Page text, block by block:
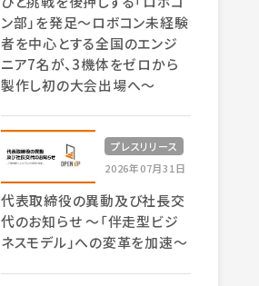
ン部」を発足～ロボコン未経験
者を中心とする全国のエンジ
ニア7名が、3機体をゼロから
製作し初の大会出場へ～
プレスリリース
2026年07月31日
代表取締役の異動及び社長交
代のお知らせ 〜「伴走型ビジ
ネスモデル」への変革を加速〜